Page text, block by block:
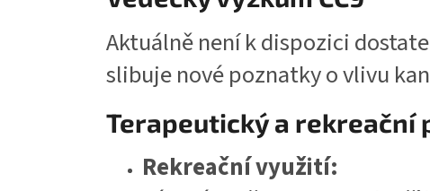
Aktuálně není k dispozici
slibuje nové poznatky o vlivu
Terapeutický a rekreační
Rekreační využití: